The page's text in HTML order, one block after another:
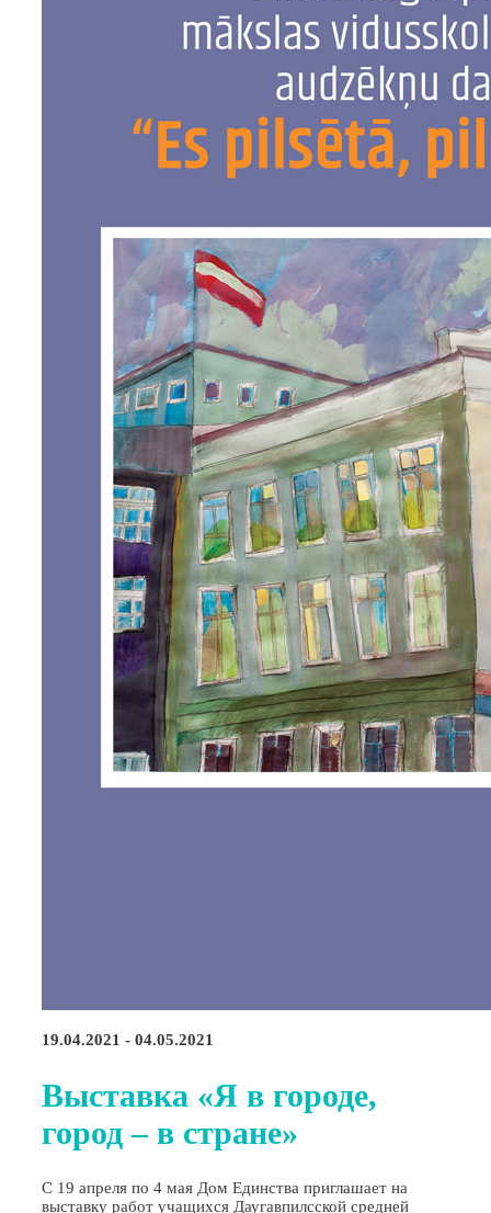
19.04.2021 - 04.05.2021
Выставка «Я в городе,
город – в стране»
С 19 апреля по 4 мая Дом Единства приглашает на
выставку работ учащихся Даугавпилсской средней